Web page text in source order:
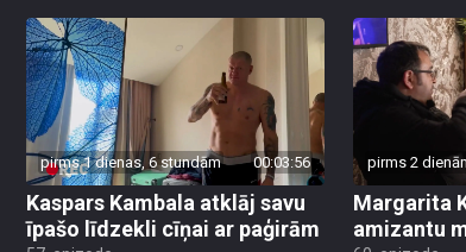
pirms 1 dienas, 6 stundām 00:03:56
Kaspars Kambala atklāj savu
īpašo līdzekli cīņai ar paģirām
pirms 2
Margarita
amizantu